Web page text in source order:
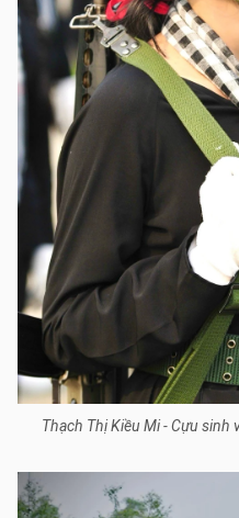
Thạch Thị Kiều Mi - Cựu